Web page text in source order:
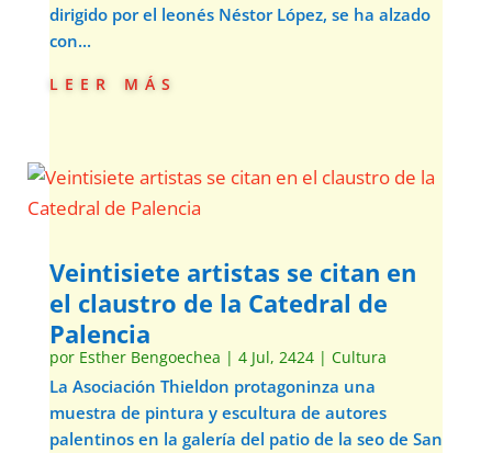
dirigido por el leonés Néstor López, se ha alzado
con...
leer más
Veintisiete artistas se citan en
el claustro de la Catedral de
Palencia
por Esther Bengoechea | 4 Jul, 2424| Cultura
La Asociación Thieldon protagoninza una
muestra de pintura y escultura de autores
palentinos en la galería del patio de la seo de San